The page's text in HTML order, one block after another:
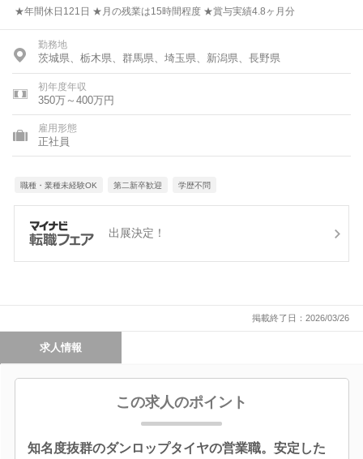
★年間休日121日 ★月の残業は15時間程度 ★賞与実績4.8ヶ月分
勤務地
茨城県、栃木県、群馬県、埼玉県、新潟県、長野県
初年度年収
350万～400万円
雇用形態
正社員
職種・業種未経験OK 第二新卒歓迎 学歴不問
出展決定！
掲載終了日：2026/03/26
求人情報
この求人のポイント
知名度抜群のダンロップタイヤの営業職。安定した